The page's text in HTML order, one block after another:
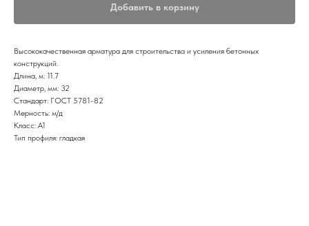
Добавить в корзину
Высококачественная арматура для строительства и усиления бетонных
конструкций.
Длина, м: 11.7
Диаметр, мм: 32
Стандарт: ГОСТ 5781-82
Мерность: м/д
Класс: А1
Тип профиля: гладкая